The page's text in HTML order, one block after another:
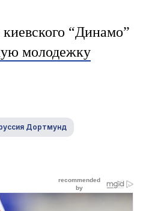
“Динамо”
молодежку
Дортмунд